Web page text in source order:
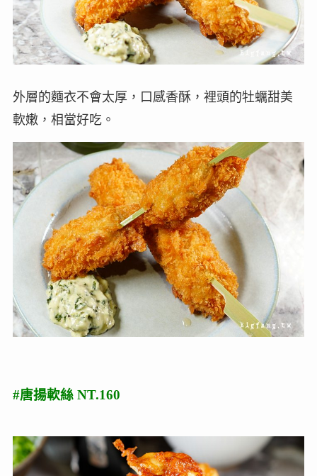
外層的麵衣不會太厚，口感香酥，裡頭的牡蠣甜美
軟嫩，相當好吃。
#唐揚軟絲 NT.160